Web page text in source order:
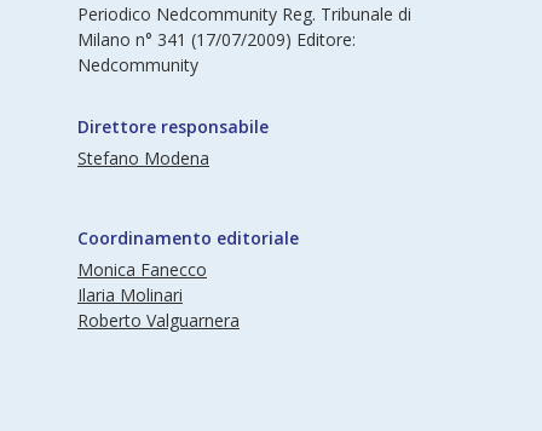
Periodico Nedcommunity Reg. Tribunale di
Milano n° 341 (17/07/2009) Editore:
Nedcommunity
Direttore responsabile
Stefano Modena
Coordinamento editoriale
Monica Fanecco
Ilaria Molinari
Roberto Valguarnera